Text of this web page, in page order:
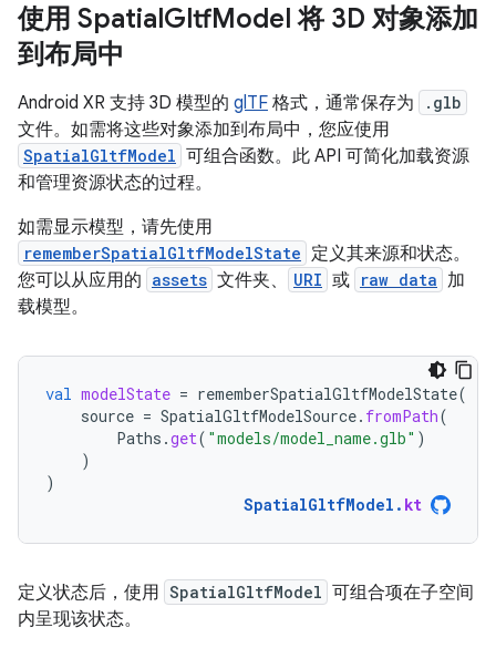
使用 SpatialGltfModel 将 3D 对象添加
到布局中
Android XR 支持 3D 模型的 glTF 格式，通常保存为 .glb
文件。如需将这些对象添加到布局中，您应使用
SpatialGltfModel 可组合函数。此 API 可简化加载资源
和管理资源状态的过程。
如需显示模型，请先使用
rememberSpatialGltfModelState 定义其来源和状态。
您可以从应用的 assets 文件夹、 URI 或 raw data 加
载模型。
val modelState = rememberSpatialGltfModelState(
source = SpatialGltfModelSource. fromPath(
Paths .get( "models/model_name.glb" )
)
)
SpatialGltfModel . kt
定义状态后，使用 SpatialGltfModel 可组合项在子空间
内呈现该状态。